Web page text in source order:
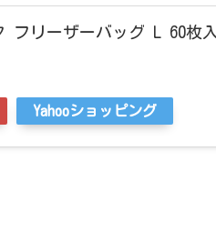
フリーザーバッグ L 60枚入
Yahooショッピング